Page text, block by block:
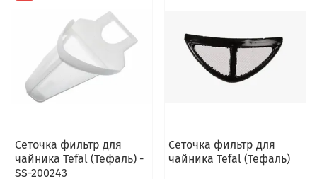
Сеточка фильтр для
чайника Tefal (Тефаль) -
SS-200243
Сеточка фильтр для
чайника Tefal (Тефаль)